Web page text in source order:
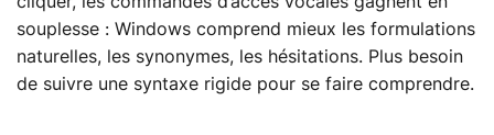
souplesse : Windows comprend mieux les formulations
naturelles, les synonymes, les hésitations. Plus besoin
de suivre une syntaxe rigide pour se faire comprendre.